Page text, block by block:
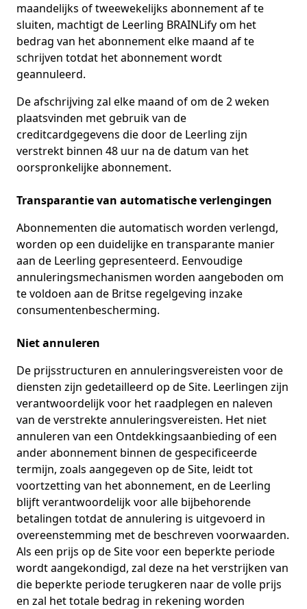
maandelijks of tweewekelijks abonnement af te
sluiten, machtigt de Leerling BRAINLify om het
bedrag van het abonnement elke maand af te
schrijven totdat het abonnement wordt
geannuleerd.
De afschrijving zal elke maand of om de 2 weken
plaatsvinden met gebruik van de
creditcardgegevens die door de Leerling zijn
verstrekt binnen 48 uur na de datum van het
oorspronkelijke abonnement.
Transparantie van automatische verlengingen
Abonnementen die automatisch worden verlengd,
worden op een duidelijke en transparante manier
aan de Leerling gepresenteerd. Eenvoudige
annuleringsmechanismen worden aangeboden om
te voldoen aan de Britse regelgeving inzake
consumentenbescherming.
Niet annuleren
De prijsstructuren en annuleringsvereisten voor de
diensten zijn gedetailleerd op de Site. Leerlingen zijn
verantwoordelijk voor het raadplegen en naleven
van de verstrekte annuleringsvereisten. Het niet
annuleren van een Ontdekkingsaanbieding of een
ander abonnement binnen de gespecificeerde
termijn, zoals aangegeven op de Site, leidt tot
voortzetting van het abonnement, en de Leerling
blijft verantwoordelijk voor alle bijbehorende
betalingen totdat de annulering is uitgevoerd in
overeenstemming met de beschreven voorwaarden.
Als een prijs op de Site voor een beperkte periode
wordt aangekondigd, zal deze na het verstrijken van
die beperkte periode terugkeren naar de volle prijs
en zal het totale bedrag in rekening worden